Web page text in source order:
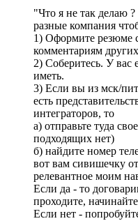
"Что я не так делаю
разные компания
1) Оформите резюме
комментариям
2) Соберитесь. У вас
иметь.
3) Если вы из мск/
есть
интеграторов, то
а) отправьте туда
подходящих нет)
б) найдите номер
вот вам сивишечку
релевантное моим
Если да - то
проходите,
Если нет -